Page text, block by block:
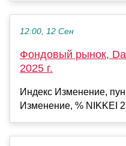
12:00, 12 Сен
Фондовый рынок,
2025 г.
Индекс Изменение,
Изменение, % NIKKEI